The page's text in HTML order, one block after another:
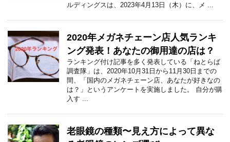
ルディングスは、2023年4月13日（木）に、メ ...
2020年メガネチェーン店人気ランキ
ング発表！あなたの御用達の店は？
ランキング付け記事を多く発表している「ねとらば
調査隊」は、2020年10月31日から11月30日までの
間、「国内のメガネチェーン店、あなたが好きなの
は？」というアンケートを実施しました。 自分が購
入す ...
老眼鏡の種類〜見え方によって異な